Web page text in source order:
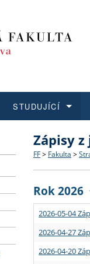
Struktura
Strategie
Podpora
Co
Učitelské
STUDUJÍCÍ
Rigorózní
O vědě a
Granty a
Aktuální
Zápisy
FF > Fakulta >
Rok 2026
2026-05-04
2026-04-27
2026-04-20